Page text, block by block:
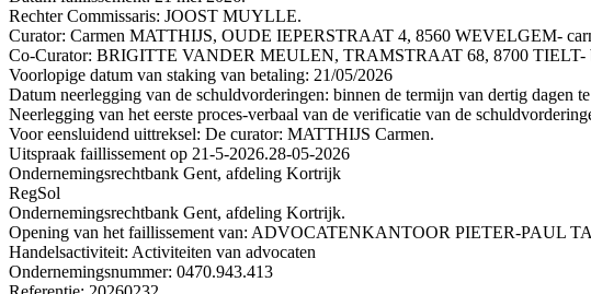
Rechter Commissaris: JOOST MUYLLE.
Curator: Carmen MATTHIJS, OUDE IEPERSTRAAT 4, 8560 WEVELGEM-
Co-Curator: BRIGITTE VANDER MEULEN, TRAMSTRAAT 68, 8700 TIELT-
Voorlopige datum van staking van betaling: 21/05/2026
Datum neerlegging van de schuldvorderingen: binnen de termijn van dertig dagen
Neerlegging van het eerste proces-verbaal van de verificatie van de
Voor eensluidend uittreksel: De curator: MATTHIJS Carmen.
Uitspraak faillissement op 21-5-2026.28-05-2026
Ondernemingsrechtbank Gent, afdeling Kortrijk
RegSol
Ondernemingsrechtbank Gent, afdeling Kortrijk.
Opening van het faillissement van: ADVOCATENKANTOOR PIETER-PAUL
Handelsactiviteit: Activiteiten van advocaten
Ondernemingsnummer: 0470.943.413